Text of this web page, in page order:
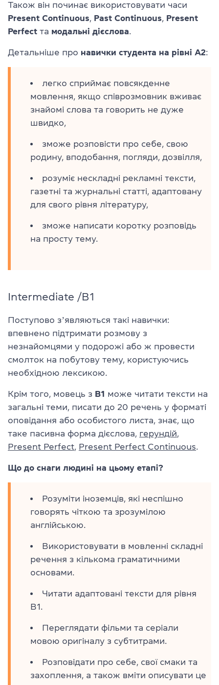
Також він починає використовувати часи
Present Continuous, Past Continuous, Present
Perfect та модальні дієслова.
Детальніше про навички студента на рівні A2:
легко сприймає повсякденне
мовлення, якщо співрозмовник вживає
знайомі слова та говорить не дуже
швидко,
зможе розповісти про себе, свою
родину, вподобання, погляди, дозвілля,
розуміє нескладні рекламні тексти,
газетні та журнальні статті, адаптовану
для свого рівня літературу,
зможе написати коротку розповідь
на просту тему.
Intermediate /B1
Поступово зʼявляються такі навички:
впевнено підтримати розмову з
незнайомцями у подорожі або ж провести
смолток на побутову тему, користуючись
необхідною лексикою.
Крім того, мовець з B1 може читати тексти на
загальні теми, писати до 20 речень у форматі
оповідання або особистого листа, знає, що
таке пасивна форма дієслова, герундій,
Present Perfect, Present Perfect Continuous.
Що до снаги людині на цьому етапі?
Розуміти іноземців, які неспішно
говорять чіткою та зрозумілою
англійською.
Використовувати в мовленні складні
речення з кількома граматичними
основами.
Читати адаптовані тексти для рівня
B1.
Переглядати фільми та серіали
мовою оригіналу з субтитрами.
Розповідати про себе, свої смаки та
захоплення, а також вміти описувати це